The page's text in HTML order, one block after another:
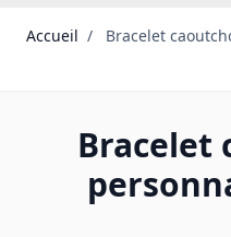
Accueil / Bracelet
Bracelet